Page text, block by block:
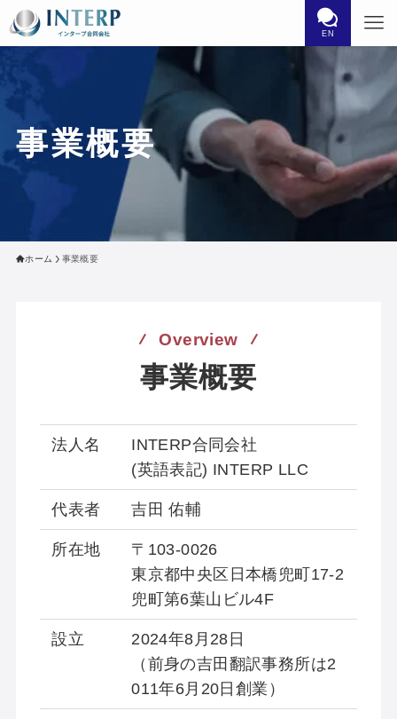
EN
事業概要
ホーム 事業概要
Overview
事業概要
法人名
INTERP合同会社
(英語表記) INTERP LLC
代表者 吉田 佑輔
所在地
〒103-0026
東京都中央区日本橋兜町17-2
兜町第6葉山ビル4F
設立
2024年8月28日
（前身の吉田翻訳事務所は2
011年6月20日創業）